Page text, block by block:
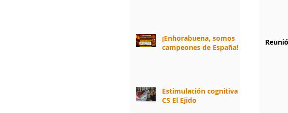
¡Enhorabuena, somos
campeones de España!
Estimulación cognitiva :
CS El Ejido